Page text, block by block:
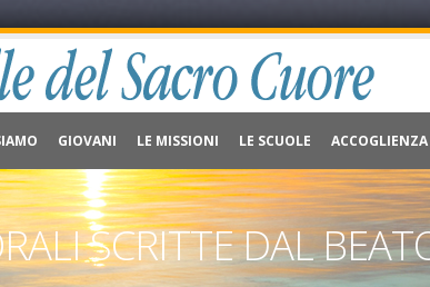
GIOVANI LE MISSIONI LE SCUOLE ACCOGLIENZA
SCRITTE DAL